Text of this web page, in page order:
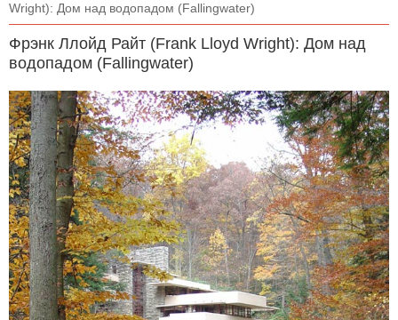
Wright): Дом над водопадом (Fallingwater)
Фрэнк Ллойд Райт (Frank Lloyd Wright): Дом над
водопадом (Fallingwater)